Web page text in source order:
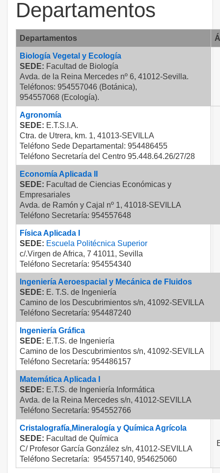
Departamentos
Departamentos
Biología Vegetal y Ecología
SEDE: Facultad de Biología
Avda. de la Reina Mercedes nº 6, 41012-Sevilla.
Teléfonos: 954557046 (Botánica),
954557068 (Ecología).
Agronomía
SEDE: E.T.S.I.A.
Ctra. de Utrera, km. 1, 41013-SEVILLA
Teléfono Sede Departamental: 954486455
Teléfono Secretaría del Centro 95.448.64.26/27/28
Economía Aplicada II
SEDE: Facultad de Ciencias Económicas y
Empresariales
Avda. de Ramón y Cajal nº 1, 41018-SEVILLA
Teléfono Secretaría: 954557648
Física Aplicada I
SEDE: Escuela Politécnica Superior
c/.Virgen de Africa, 7 41011, Sevilla
Teléfono Secretaría: 954554340
Ingeniería Aeroespacial y Mecánica de Fluidos
SEDE: E. T.S. de Ingeniería
Camino de los Descubrimientos s/n, 41092-SEVILLA
Teléfono Secretaría: 954487240
Ingeniería Gráfica
SEDE: E.T.S. de Ingeniería
Camino de los Descubrimientos s/n, 41092-SEVILLA
Teléfono Secretaría: 954486157
Matemática Aplicada I
SEDE: E.T.S. de Ingeniería Informática
Avda. de la Reina Mercedes s/n, 41012-SEVILLA
Teléfono Secretaría: 954552766
Cristalografía,Mineralogía y Química Agrícola
SEDE: Facultad de Química
C/ Profesor García González s/n, 41012-SEVILLA
Teléfono Secretaría: 954557140, 954625060